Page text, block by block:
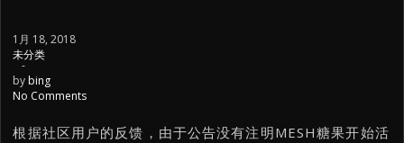
1月 18, 2018
未分类
-
by bing
No Comments
根据社区用户的反馈，由于公告没有注明MESH糖果开始活